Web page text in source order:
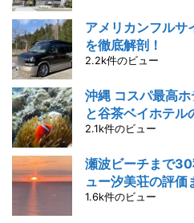
アメリカンフル
を徹底解剖！
2.2k件のビュー
沖縄 コスパ最高
と谷茶ベイホテル
2.1k件のビュー
瀬波ビーチまで
ュー汐美荘の評価
1.6k件のビュー